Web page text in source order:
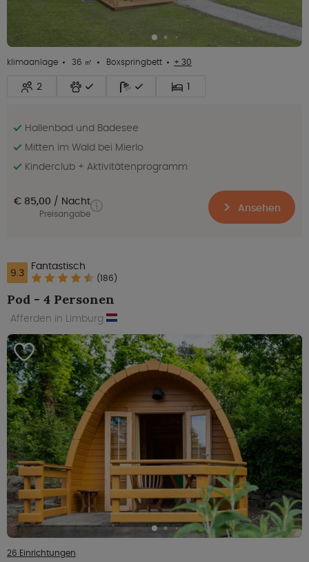
klimaanlage 36 ㎡ Boxspringbett + 30
2 1
Hallenbad und Badesee
Mitten im Wald bei Mierlo
Kinderclub + Aktivitätenprogramm
€ 85,00 Nacht
Preisangabe Ansehen
9.3 Fantastisch
(186)
Pod - 4 Personen
Afferden in Limburg
26 Einrichtungen